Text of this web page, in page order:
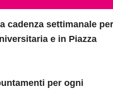
a cadenza settimanale per
e in Piazza
per ogni